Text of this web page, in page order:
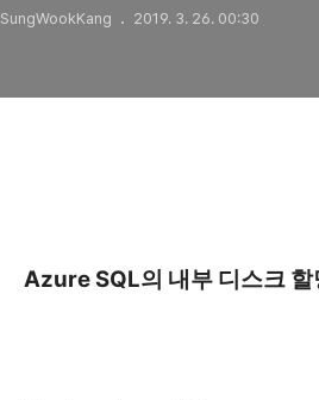
SungWookKang 2019. 3. 26. 00:30
Azure SQL의 내부 디스크 할